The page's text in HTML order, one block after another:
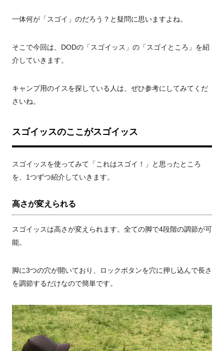
一体何が「スゴイ」のだろう？と疑問に思いますよね。
そこで今回は、 DODの「スゴイッス」の「スゴイところ」を紹
介していきます。
キャンプ用のイスを探している人は、ぜひ参考にしてみてくだ
さいね。
スゴイッスのここがスゴイッス
スゴイッスを使ってみて「これはスゴイ！」と思ったところ
を、1つずつ紹介していきます。
高さが変えられる
スゴイッスは高さが変えられます。全ての脚で4段階の調節が可
能。
脚に3つの穴が開いており、ロックボタンを穴に押し込んで長さ
を調節するだけなので簡単です。